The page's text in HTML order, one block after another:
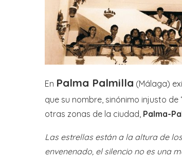
En Palma Palmilla (Málaga)
que su nombre, sinónimo injusto
otras zonas de la ciudad, Palma-
Las estrellas están a la altura de
envenenado, el silencio no es una